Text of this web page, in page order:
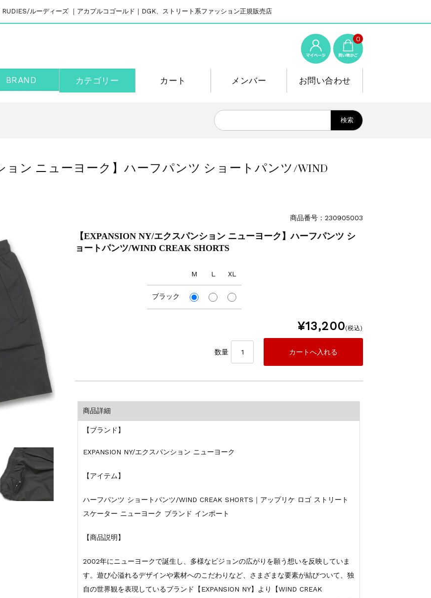
ルーディーズ ｜アカプルコゴールド｜DGK、ストリート系ファッション正規販売店
0
BRAND カテゴリー カート メンバー お問い合わせ
ョン ニューヨーク】ハーフパンツ ショートパンツ/WIND
商品番号：230905003
【EXPANSION NY/エクスパンション ニューヨーク】ハーフパンツ シ
ョートパンツ/WIND CREAK SHORTS
M L XL
ブラック
¥13,200(税込)
数量
商品詳細
【ブランド】
EXPANSION NY/エクスパンション ニューヨーク
【アイテム】
ハーフパンツ ショートパンツ/WIND CREAK SHORTS｜アップリケ ロゴ ストリート
スケーター ニューヨーク ブランド インポート
【商品説明】
2002年にニューヨークで誕生し、多様なビジョンの広がりを願う想いを反映していま
す。遊び心溢れるデザインや素材へのこだわりなど、さまざまな要素が結びついて、独
自の世界観を表現しているブランド【EXPANSION NY】より【WIND CREAK